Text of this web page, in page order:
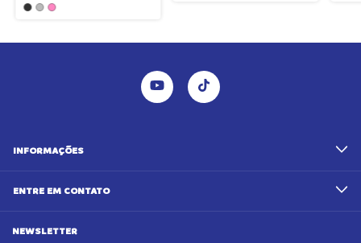
INFORMAÇÕES
ENTRE EM CONTATO
NEWSLETTER